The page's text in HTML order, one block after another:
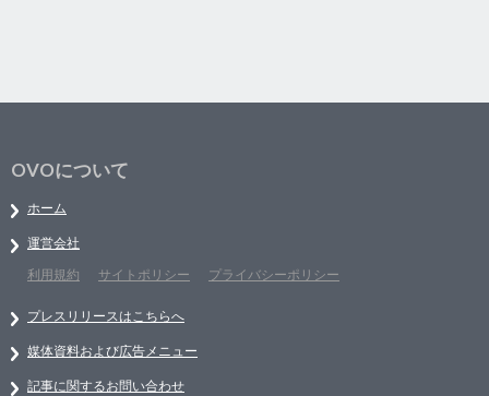
OVOについて
ホーム
運営会社
利用規約
サイトポリシー プライバシーポリシー
プレスリリースはこちらへ
媒体資料および広告メニュー
記事に関するお問い合わせ